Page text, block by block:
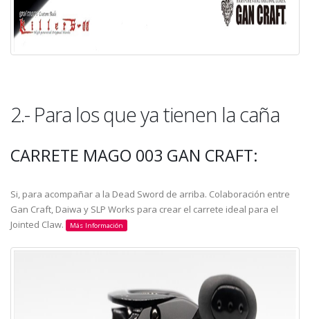
2.- Para los que ya tienen la caña
CARRETE MAGO 003 GAN CRAFT:
Si, para acompañar a la Dead Sword de arriba. Colaboración entre
Gan Craft, Daiwa y SLP Works para crear el carrete ideal para el
Jointed Claw.
Más Información